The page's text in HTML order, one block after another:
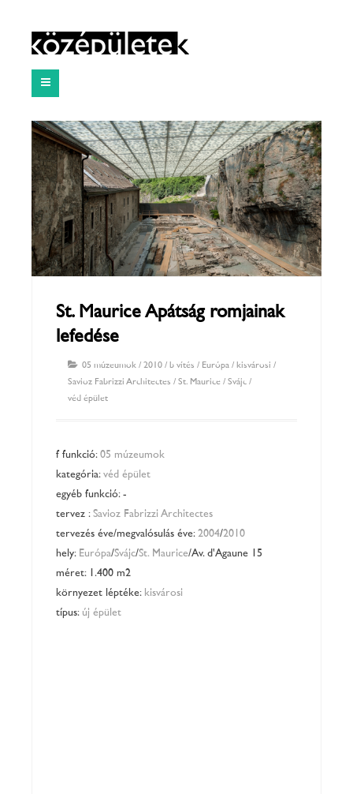
St. Maurice Apátság romjainak
lefedése
05 múzeumok / 2010 / bővítés / Európa / kisvárosi /
Savioz Fabrizzi Architectes / St. Maurice / Svájc /
védőépület
főfunkció: 05 múzeumok
kategória: védőépület
egyéb funkció: -
tervező: Savioz Fabrizzi Architectes
tervezés éve/megvalósulás éve: 2004/2010
hely: Európa/Svájc/St. Maurice/Av. d'Agaune 15
méret: 1.400 m2
környezet léptéke: kisvárosi
típus: új épület